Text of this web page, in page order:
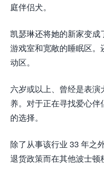
庭伴侣犬。
凯瑟琳还将她的新家变
游戏室和宽敞的睡眠区
动区。
六岁或以上、曾经是表
养。对于正在寻找爱心
的选择。
除了从事该行业 33 年之
退货政策而在其他波士顿